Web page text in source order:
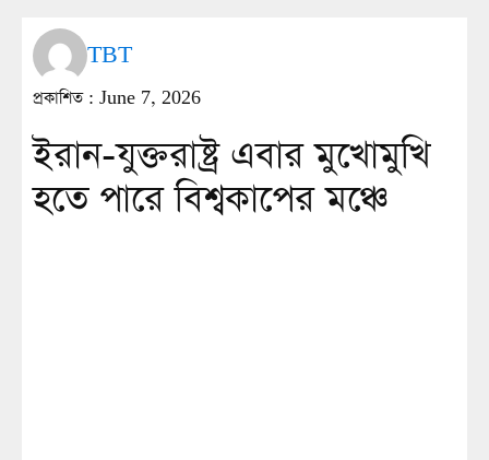
TBT
প্রকাশিত : June 7, 2026
ইরান-যুক্তরাষ্ট্র এবার মুখোমুখি
হতে পারে বিশ্বকাপের মঞ্চে